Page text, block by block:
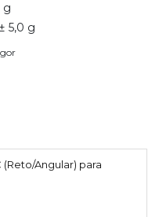
g
5,0 g
Angular) para